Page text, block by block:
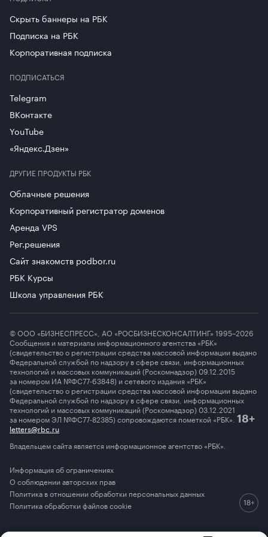
В ВШБ работают две студии видеозаписи и вебинаров на
базе технологии Jalinga, разработанной российскими
специалистами для дистанционного образования. А также 7
аудиторий для гибридного формата обучения.
Скрыть баннеры на РБК
Подписка на РБК
Корпоративная подписка
ДРУГИЕ ПРОДУКТЫ РБК
Облачные решения
Корпоративный регистратор доменов
Аренда VPS
Рег.решения
Сайт знакомств podbor.ru
РБК Курсы
Школа управления РБК
ПОДПИСАТЬСЯ
Telegram
ВКонтакте
YouTube
«Яндекс.Дзен»
© ООО «БИЗНЕСПРЕСС», АО «РОСБИЗНЕСКОНСАЛТИНГ» 1995–2026
Сообщения и материалы информационного агентства «РБК»
(свидетельство о регистрации средства массовой информации выдано
Федеральной службой по надзору в сфере связи, информационных
технологий и массовых коммуникаций (Роскомнадзор) 09.12.2015
за номером ИА №ФС77-63848) и сетевого издания «РБК»
(свидетельство о регистрации средства массовой информации выдано
Федеральной службой по надзору в сфере связи, информационных
технологий и массовых коммуникаций (Роскомнадзор) 03.12.2021
за номером ЭЛ №ФС77-82385) сопровождаются пометкой «РБК». 18+
letters@rbc.ru
Владельцем сайта является информационное агентство «РБК».
Информация об ограничениях
О соблюдении авторских прав
Политика в отношении обработки персональных данных
Политика обработки файлов cookie